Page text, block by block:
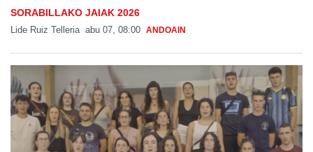
SORABILLAKO JAIAK 2026
Lide Ruiz Telleria abu 07, 08:00 ANDOAIN